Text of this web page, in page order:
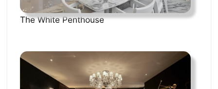
The White Penthouse